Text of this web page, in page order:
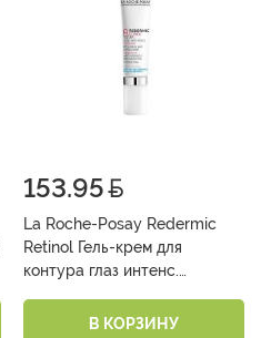
153.95
La Roche-Posay Redermic
Retinol Гель-крем для
контура глаз интенс.
В КОРЗИНУ